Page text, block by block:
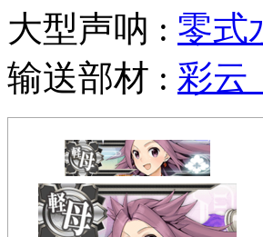
大型声呐 : 零式
输送部材 : 彩云